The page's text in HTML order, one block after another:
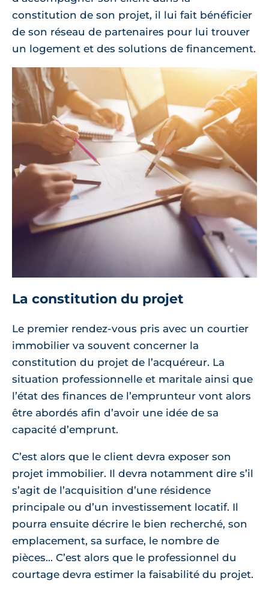
constitution de son projet, il lui fait bénéficier
de son réseau de partenaires pour lui trouver
un logement et des solutions de financement.
La constitution du projet
Le premier rendez-vous pris avec un courtier
immobilier va souvent concerner la
constitution du projet de l’acquéreur. La
situation professionnelle et maritale ainsi que
l’état des finances de l’emprunteur vont alors
être abordés afin d’avoir une idée de sa
capacité d’emprunt.
C’est alors que le client devra exposer son
projet immobilier. Il devra notamment dire s’il
s’agit de l’acquisition d’une résidence
principale ou d’un investissement locatif. Il
pourra ensuite décrire le bien recherché, son
emplacement, sa surface, le nombre de
pièces... C’est alors que le professionnel du
courtage devra estimer la faisabilité du projet.